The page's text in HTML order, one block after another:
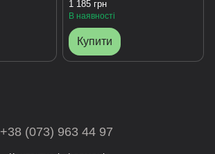
1 185 грн
В наявності
Купити
+38 (073) 963 44 97